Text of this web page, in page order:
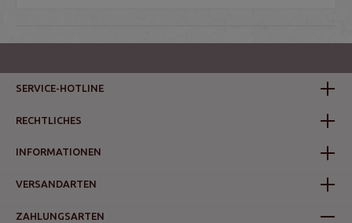
SERVICE-HOTLINE
RECHTLICHES
INFORMATIONEN
VERSANDARTEN
ZAHLUNGSARTEN